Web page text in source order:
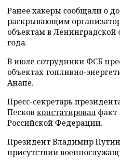
Ранее хакеры сообщали о
раскрывающим
объектам в Ленинградской
года.
В июле сотрудники ФСБ
объектах топливно-
Анапе.
Пресс-секретарь
Песков констатировал факт
Российской Федерации.
Президент Владимир Путин
присутствии